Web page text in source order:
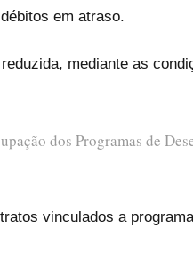
em atraso.
mediante as
dos Programas de
vinculados a